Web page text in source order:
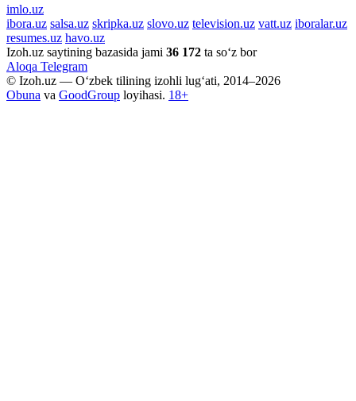
imlo.uz
ibora.uz salsa.uz skripka.uz slovo.uz television.uz vatt.uz iboralar.uz
resumes.uz havo.uz
Izoh.uz saytining bazasida jami 36 172 ta so‘z bor
Aloqa Telegram
© Izoh.uz — O‘zbek tilining izohli lug‘ati, 2014–2026
Obuna va GoodGroup loyihasi. 18+